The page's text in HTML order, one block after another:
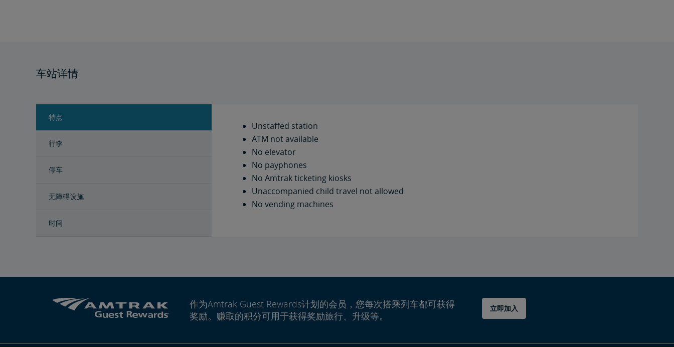
车站详情
特点
行李
停车
无障碍设施
时间
Unstaffed station
ATM not available
No elevator
No payphones
No Amtrak ticketing kiosks
Unaccompanied child travel not allowed
No vending machines
作为Amtrak Guest Rewards计划的会员，您每次搭乘列车都可获得
奖励。赚取的积分可用于获得奖励旅行、升级等。
立即加入